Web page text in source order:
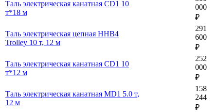
Таль электрическая канатная CD1 10
т*18 м
000
₽
Таль электрическая цепная ННВ4
Trolley 10 т, 12 м
291
600
₽
Таль электрическая канатная CD1 10
т*12 м
252
000
₽
Таль электрическая канатная MD1 5.0 т,
12 м
158
244
₽